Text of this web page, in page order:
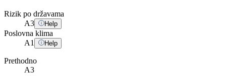
Rizik po državama
A3 Help
Poslovna klima
A1 Help
Prethodno
A3